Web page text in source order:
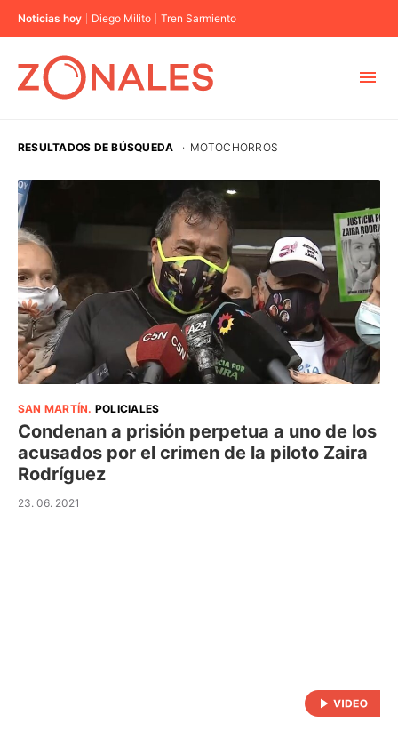
Noticias hoy Diego Milito Tren Sarmiento
CABA
BUENOS AIRES
PROVINCIAS
ELECCIONES 2023
RESULTADOS DE BÚSQUEDA · MOTOCHORROS
SAN MARTÍN. POLICIALES
Condenan a prisión perpetua a uno de los
acusados por el crimen de la piloto Zaira
Rodríguez
23. 06. 2021